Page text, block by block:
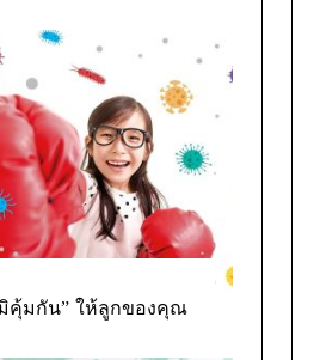
คุ้มกัน” ให้ลูกของคุณ